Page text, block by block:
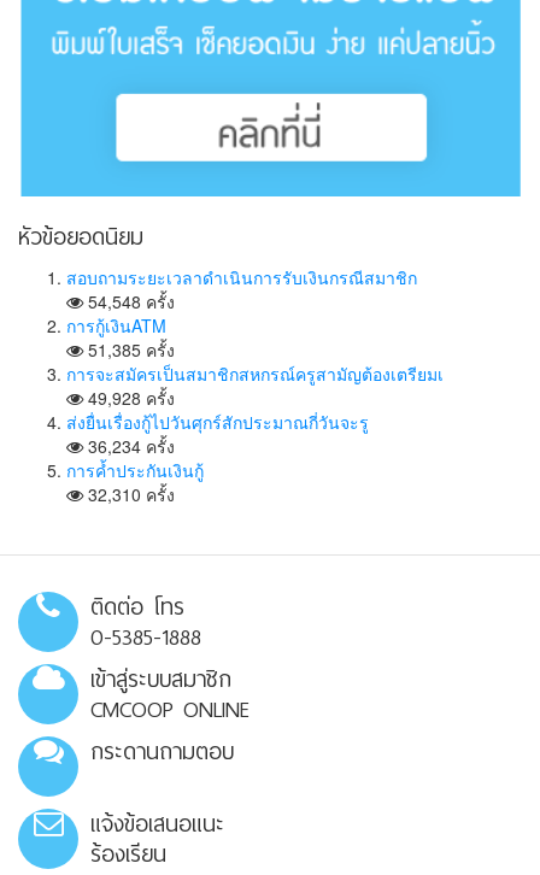
หัวข้อยอดนิยม
สอบถามระยะเวลาดำเนินการรับเงินกรณีสมาชิก
54,548 ครั้ง
การกู้เงินATM
51,385 ครั้ง
การจะสมัครเป็นสมาชิกสหกรณ์ครูสามัญต้องเตรียมเ
49,928 ครั้ง
ส่งยื่นเรื่องกู้ไปวันศุกร์สักประมาณกี่วันจะรู
36,234 ครั้ง
การค้ำประกันเงินกู้
32,310 ครั้ง
ติดต่อ โทร
0-5385-1888
เข้าสู่ระบบสมาชิก
CMCOOP ONLINE
กระดานถามตอบ
แจ้งข้อเสนอแนะ
ร้องเรียน